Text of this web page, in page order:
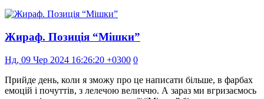
Жираф. Позиція “Мішки”
Нд, 09 Чер 2024 16:26:20 +0300 0
Прийде день, коли я зможу про це написати більше, в фарбах
емоцій і почуттів, з лелечою величчю. А зараз ми вгризаємось